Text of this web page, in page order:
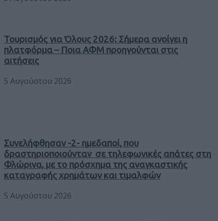
Τουρισμός για Όλους 2026: Σήμερα ανοίγει η
πλατφόρμα – Ποια ΑΦΜ προηγούνται στις
αιτήσεις
5 Αυγούστου 2026
Συνελήφθησαν -2- ημεδαποί, που
δραστηριοποιούνταν σε τηλεφωνικές απάτες στη
Φλώρινα, με το πρόσχημα της αναγκαστικής
καταγραφής χρημάτων και τιμαλφών
5 Αυγούστου 2026